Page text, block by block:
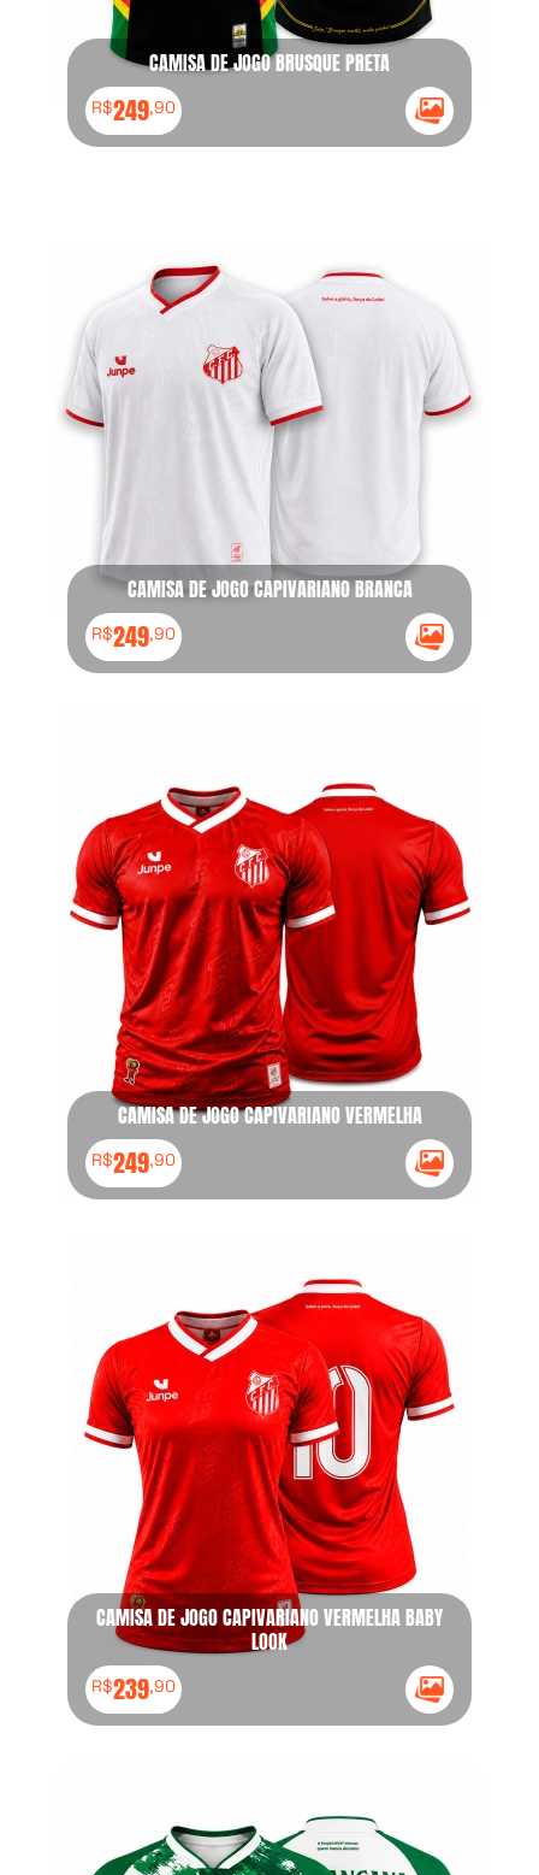
CAMISA DE JOGO BRUSQUE PRETA
R$249,90
Ícone Galeria
CAMISA DE JOGO CAPIVARIANO BRANCA
R$249,90
Ícone Galeria
CAMISA DE JOGO CAPIVARIANO VERMELHA
R$249,90
Ícone Galeria
CAMISA DE JOGO CAPIVARIANO VERMELHA BABY
LOOK
R$239,90
Ícone Galeria